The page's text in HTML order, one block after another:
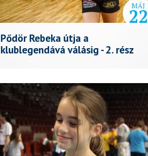
MÁJ
22
Pődör Rebeka útja a
klublegendává válásig - 2. rész